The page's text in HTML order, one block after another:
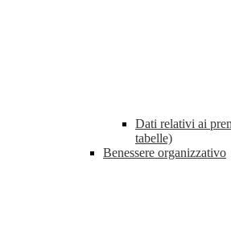
Dati relativi ai
tabelle)
Benessere organizzativo